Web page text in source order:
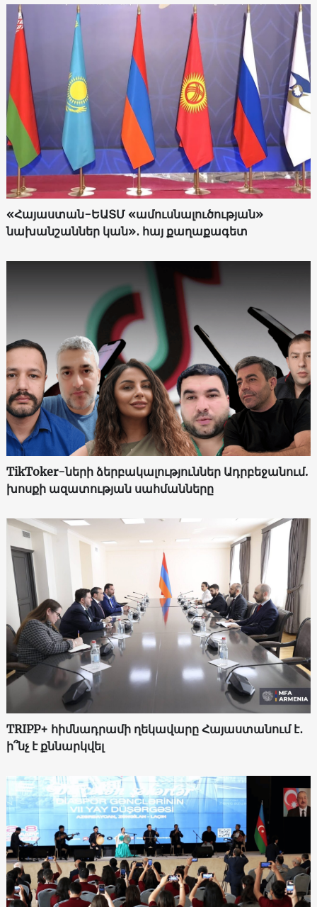
«Հայաստան-ԵԱՏՄ «ամուսնալուծության»
նախանշաններ կան»․ հայ քաղաքագետ
TikToker-ների ձերբակալություններ Ադրբեջանում.
խոսքի ազատության սահմանները
TRIPP+ հիմնադրամի ղեկավարը Հայաստանում է․
ի՞նչ է քննարկվել